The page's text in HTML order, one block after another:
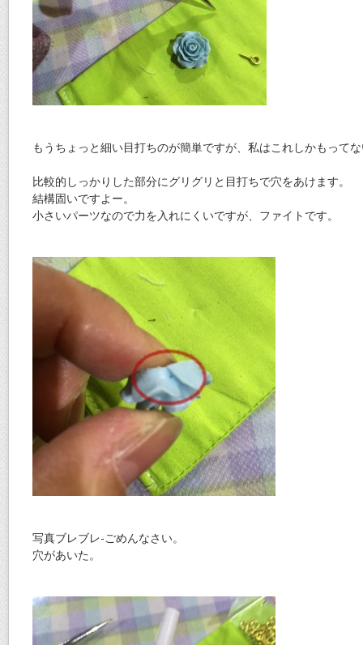
もうちょっと細い目打ちのが簡単ですが、私はこれしかもって
比較的しっかりした部分にグリグリと目打ちで穴をあけます。
結構固いですよー。
小さいパーツなので力を入れにくいですが、ファイトです。
写真ブレブレ-ごめんなさい。
穴があいた。